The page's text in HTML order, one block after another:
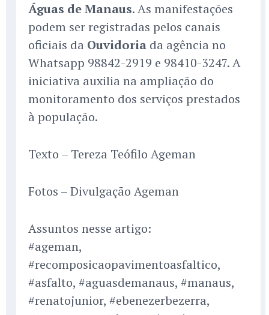
Águas de Manaus. As manifestações
podem ser registradas pelos canais
oficiais da Ouvidoria da agência no
Whatsapp 98842-2919 e 98410-3247. A
iniciativa auxilia na ampliação do
monitoramento dos serviços prestados
à população.
Texto – Tereza Teófilo Ageman
Fotos – Divulgação Ageman
Assuntos nesse artigo:
#ageman,
#recomposicaopavimentoasfaltico,
#asfalto, #aguasdemanaus, #manaus,
#renatojunior, #ebenezerbezerra,